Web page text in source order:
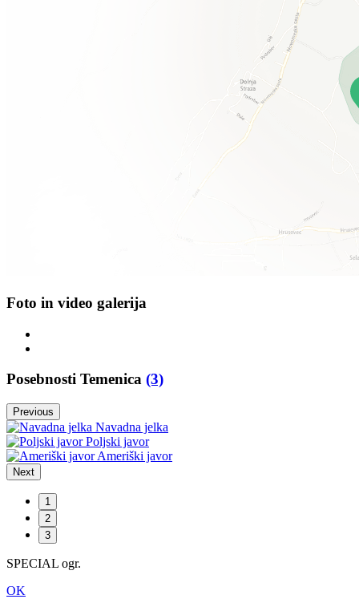
Foto in video galerija
Posebnosti Temenica (3)
Previous
Navadna jelka
Poljski javor
Ameriški javor
Next
1
2
3
SPECIAL ogr.
OK